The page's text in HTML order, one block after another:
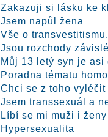
Zakazuji si lásku ke
Jsem napůl žena
Vše o
Jsou rozchody
Můj 13 letý syn je asi
Poradna tématu
Chci se z toho vyléčit
Jsem transsexuál a
Líbí se mi muži i ženy
Hypersexualita